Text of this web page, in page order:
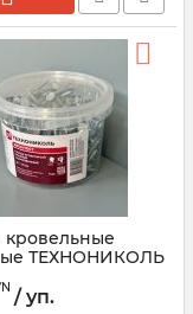
кровельные
ТЕХНОНИКОЛЬ
/ уп.